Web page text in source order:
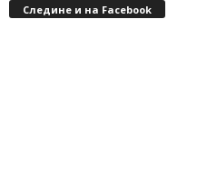
Следине и на Facebook